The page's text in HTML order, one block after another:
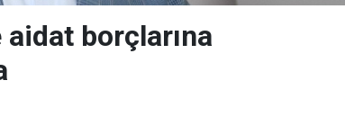
aidat borçlarına